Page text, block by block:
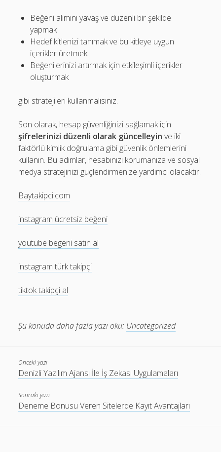
Beğeni alımını yavaş ve düzenli bir şekilde
yapmak
Hedef kitlenizi tanımak ve bu kitleye uygun
içerikler üretmek
Beğenilerinizi artırmak için etkileşimli içerikler
oluşturmak
gibi stratejileri kullanmalısınız.
Son olarak, hesap güvenliğinizi sağlamak için
şifrelerinizi düzenli olarak güncelleyin ve iki
faktörlü kimlik doğrulama gibi güvenlik önlemlerini
kullanın. Bu adımlar, hesabınızı korumanıza ve sosyal
medya stratejinizi güçlendirmenize yardımcı olacaktır.
Baytakipci.com
instagram ücretsiz beğeni
youtube begeni satın al
instagram türk takipçi
tiktok takipçi al
Şu konuda daha fazla yazı oku: Uncategorized
Önceki yazı
Denizli Yazılım Ajansı İle İş Zekası Uygulamaları
Sonraki yazı
Deneme Bonusu Veren Sitelerde Kayıt Avantajları